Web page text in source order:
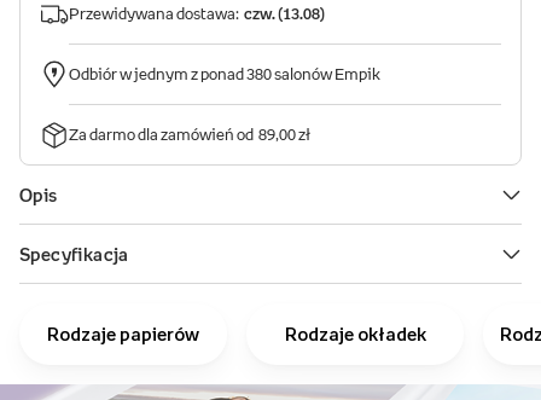
Rodzaje papierów Rodzaje okładek